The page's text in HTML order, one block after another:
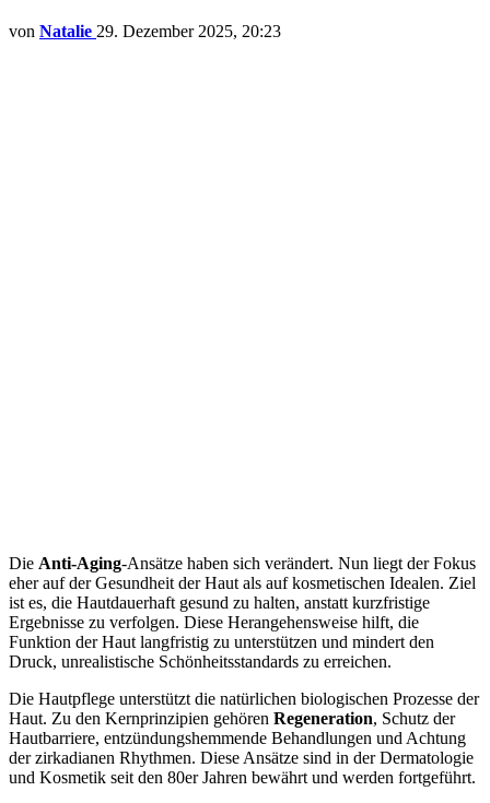
von Natalie 29. Dezember 2025, 20:23
Die Anti-Aging-Ansätze haben sich verändert. Nun liegt der Fokus
eher auf der Gesundheit der Haut als auf kosmetischen Idealen. Ziel
ist es, die Hautdauerhaft gesund zu halten, anstatt kurzfristige
Ergebnisse zu verfolgen. Diese Herangehensweise hilft, die
Funktion der Haut langfristig zu unterstützen und mindert den
Druck, unrealistische Schönheitsstandards zu erreichen.
Die Hautpflege unterstützt die natürlichen biologischen Prozesse der
Haut. Zu den Kernprinzipien gehören Regeneration, Schutz der
Hautbarriere, entzündungshemmende Behandlungen und Achtung
der zirkadianen Rhythmen. Diese Ansätze sind in der Dermatologie
und Kosmetik seit den 80er Jahren bewährt und werden fortgeführt.